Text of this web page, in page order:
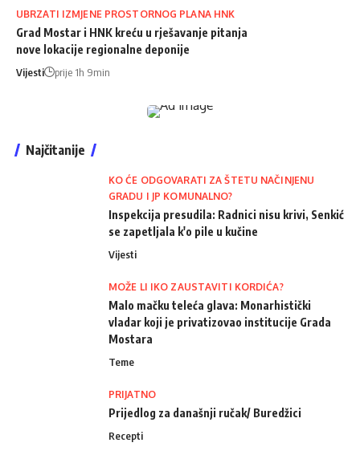
UBRZATI IZMJENE PROSTORNOG PLANA HNK
Grad Mostar i HNK kreću u rješavanje pitanja
nove lokacije regionalne deponije
Vijesti prije 1h 9min
Najčitanije
KO ĆE ODGOVARATI ZA ŠTETU NAČINJENU
GRADU I JP KOMUNALNO?
Inspekcija presudila: Radnici nisu krivi, Senkić
se zapetljala k'o pile u kučine
Vijesti
MOŽE LI IKO ZAUSTAVITI KORDIĆA?
Malo mačku teleća glava: Monarhistički
vladar koji je privatizovao institucije Grada
Mostara
Teme
PRIJATNO
Prijedlog za današnji ručak/ Buredžici
Recepti